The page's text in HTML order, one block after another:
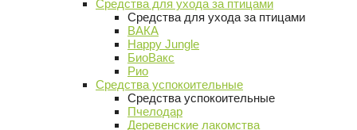
Средства для ухода за птицами
Средства для ухода за птицами
ВАКА
Happy Jungle
БиоВакс
Рио
Средства успокоительные
Средства успокоительные
Пчелодар
Деревенские лакомства